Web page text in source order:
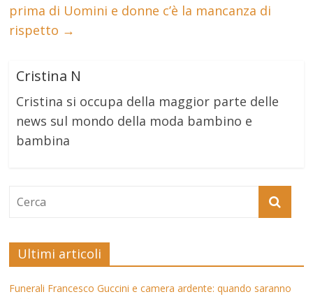
prima di Uomini e donne c’è la mancanza di
rispetto →
Cristina N
Cristina si occupa della maggior parte delle
news sul mondo della moda bambino e
bambina
Ultimi articoli
Funerali Francesco Guccini e camera ardente: quando saranno